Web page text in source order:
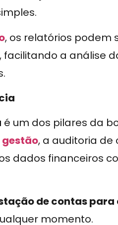
, os relatórios podem
, facilitando a análise
é um dos pilares da
, a auditoria de
dados financeiros
de contas para
momento.